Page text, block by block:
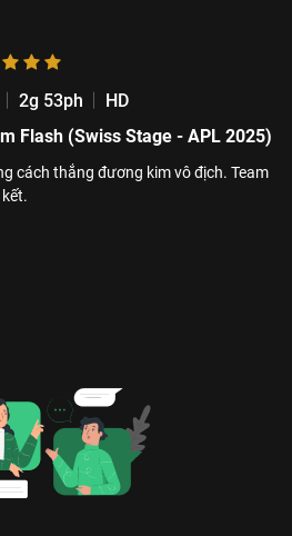
2g 53ph
HD
Flash (Swiss Stage - APL 2025)
cách thắng đương kim vô địch. Team